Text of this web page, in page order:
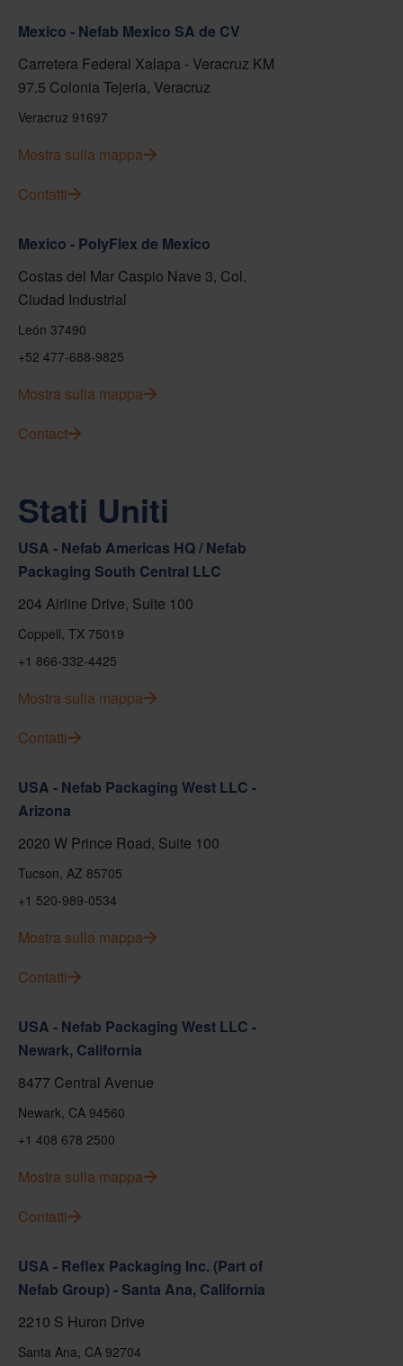
Mexico - Nefab Mexico SA de CV
Carretera Federal Xalapa - Veracruz KM
97.5 Colonia Tejeria, Veracruz
Veracruz 91697
Mostra sulla mappa
Contatti
Mexico - PolyFlex de Mexico
Costas del Mar Caspio Nave 3, Col.
Ciudad Industrial
León 37490
+52 477-688-9825
Mostra sulla mappa
Contact
Stati Uniti
USA - Nefab Americas HQ / Nefab
Packaging South Central LLC
204 Airline Drive, Suite 100
Coppell, TX 75019
+1 866-332-4425
Mostra sulla mappa
Contatti
USA - Nefab Packaging West LLC -
Arizona
2020 W Prince Road, Suite 100
Tucson, AZ 85705
+1 520-989-0534
Mostra sulla mappa
Contatti
USA - Nefab Packaging West LLC -
Newark, California
8477 Central Avenue
Newark, CA 94560
+1 408 678 2500
Mostra sulla mappa
Contatti
USA - Reflex Packaging Inc. (Part of
Nefab Group) - Santa Ana, California
2210 S Huron Drive
Santa Ana, CA 92704